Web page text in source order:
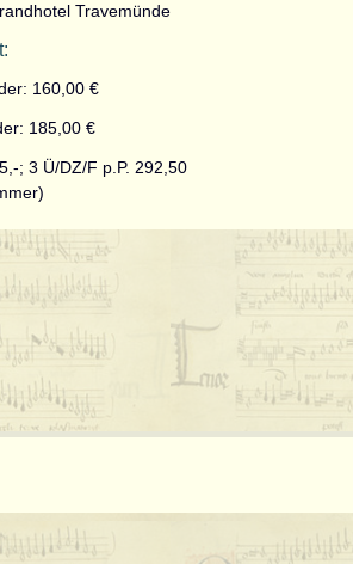
Travemünde
160,00 €
185,00 €
; 3 Ü/DZ/F p.P. 292,50